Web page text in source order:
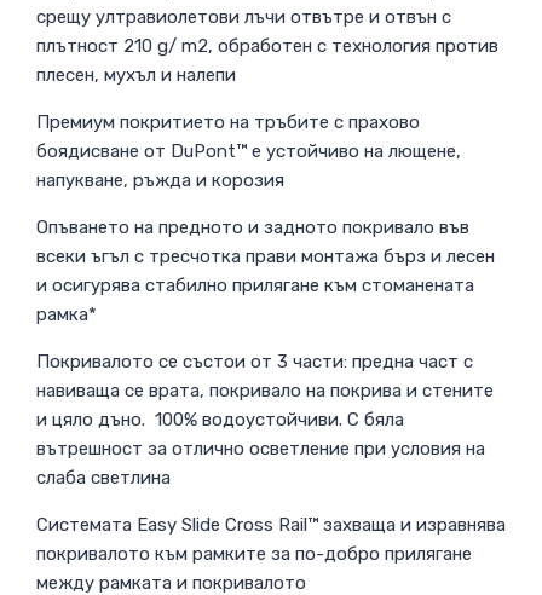
срещу ултравиолетови лъчи отвътре и отвън с
плътност 210 g/ m2, обработен с технология против
плесен, мухъл и налепи
Премиум покритието на тръбите с прахово
боядисване от DuPont™ е устойчиво на лющене,
напукване, ръжда и корозия
Опъването на предното и задното покривало във
всеки ъгъл с тресчотка прави монтажа бърз и лесен
и осигурява стабилно прилягане към стоманената
рамка*
Покривалото се състои от 3 части: предна част с
навиваща се врата, покривало на покрива и стените
и цяло дъно. 100% водоустойчиви. С бяла
вътрешност за отлично осветление при условия на
слаба светлина
Системата Easy Slide Cross Rail™ захваща и изравнява
покривалото към рамките за по-добро прилягане
между рамката и покривалото